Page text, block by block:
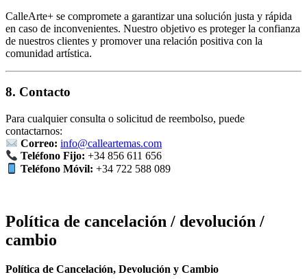
CalleArte+ se compromete a garantizar una solución justa y rápida
en caso de inconvenientes. Nuestro objetivo es proteger la confianza
de nuestros clientes y promover una relación positiva con la
comunidad artística.
8. Contacto
Para cualquier consulta o solicitud de reembolso, puede
contactarnos:
Correo: info@calleartemas.com
Teléfono Fijo: +34 856 611 656
Teléfono Móvil: +34 722 588 089
Política de cancelación / devolución /
cambio
Política de Cancelación, Devolución y Cambio